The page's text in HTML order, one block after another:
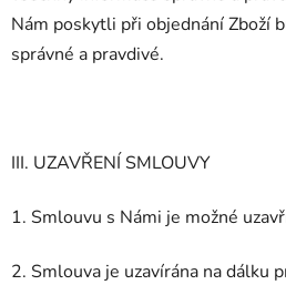
Nám poskytli při objednání Zboží
správné a pravdivé.
III. UZAVŘENÍ SMLOUVY
1. Smlouvu s Námi je možné
2. Smlouva je uzavírána na dálku